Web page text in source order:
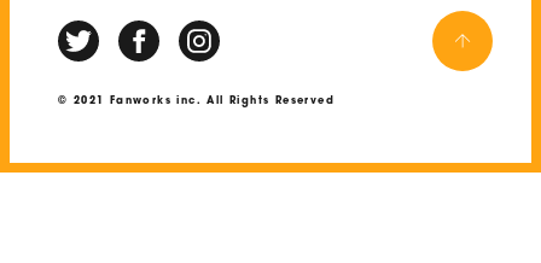
© 2021 Fanworks inc. All Rights Reserved